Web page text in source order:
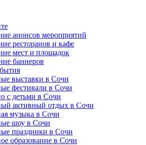
анонсов мероприятий
ресторанов и кафе
мест и площадок
баннеров
выставки в Сочи
фестивали в Сочи
с детьми в Сочи
активный отдых в Сочи
музыка в Сочи
шоу в Сочи
праздники в Сочи
образование в Сочи